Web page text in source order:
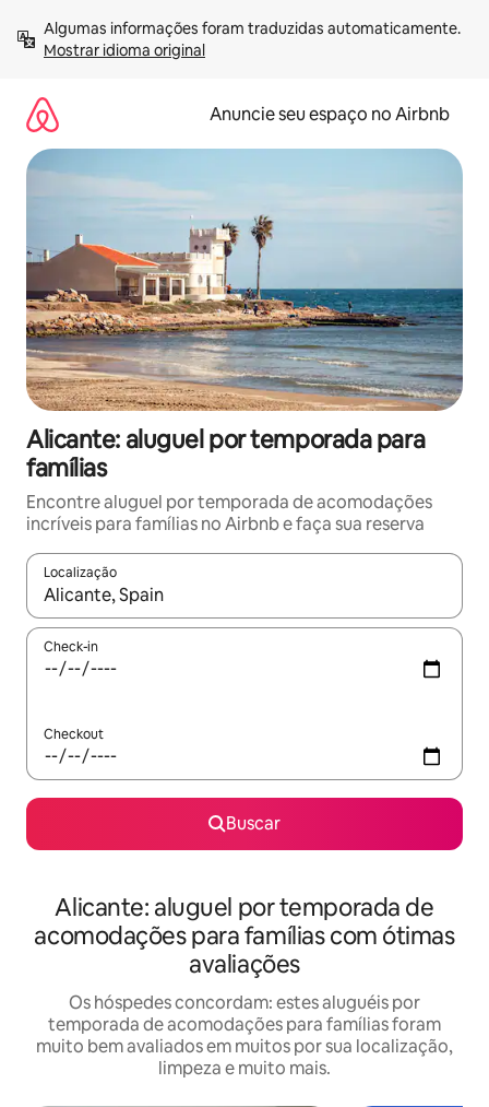
para
Mostrar idioma original
Anuncie seu espaço no Airbnb
Alicante: aluguel por temporada para
famílias
Encontre aluguel por temporada de acomodações
incríveis para famílias no Airbnb e faça sua reserva
Localização
Quando os resultados estiverem disponíveis, explore-os
Check-in
Checkout
Buscar
Alicante: aluguel por temporada de
acomodações para famílias com ótimas
avaliações
Os hóspedes concordam: estes aluguéis por
temporada de acomodações para famílias foram
muito bem avaliados em muitos por sua localização,
limpeza e muito mais.